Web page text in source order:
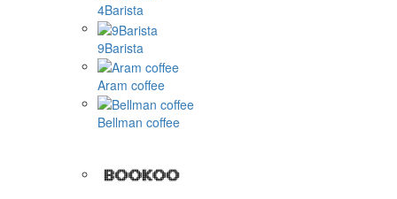
4Barista
9Barista
Aram coffee
Bellman coffee